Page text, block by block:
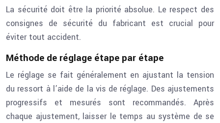
La sécurité doit être la priorité absolue. Le respect des
consignes de sécurité du fabricant est crucial pour
éviter tout accident.
Méthode de réglage étape par étape
Le réglage se fait généralement en ajustant la tension
du ressort à l’aide de la vis de réglage. Des ajustements
progressifs et mesurés sont recommandés. Après
chaque ajustement, laisser le temps au système de se